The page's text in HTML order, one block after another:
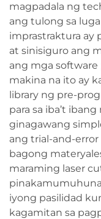
magpadala ng
ang tulong sa
imprastraktura ay
at sinisiguro ang
ang mga software
makina na ito ay
library ng pre-
para sa iba’t
ginagawang
ang trial-and-
bagong
maraming laser
iyong pasilidad
kagamitan sa